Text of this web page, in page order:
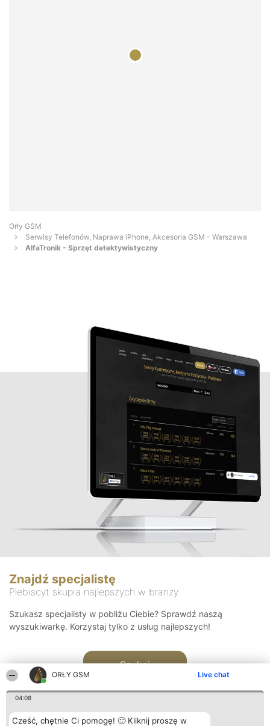
ORŁY GSM Live chat
04:08
Cześć, chętnie Ci pomogę! 🙂 Kliknij proszę w
Orły GSM
Serwisy Telefonów, Naprawa iPhone, Akcesoria GSM - Warszawa
AlfaTronik - Sprzęt detektywistyczny
Znajdź specjalistę
Plebiscyt skupia najlepszych w branży
Szukasz specjalisty w pobliżu Ciebie? Sprawdź naszą
wyszukiwarkę. Korzystaj tylko z usług najlepszych!
Szukaj